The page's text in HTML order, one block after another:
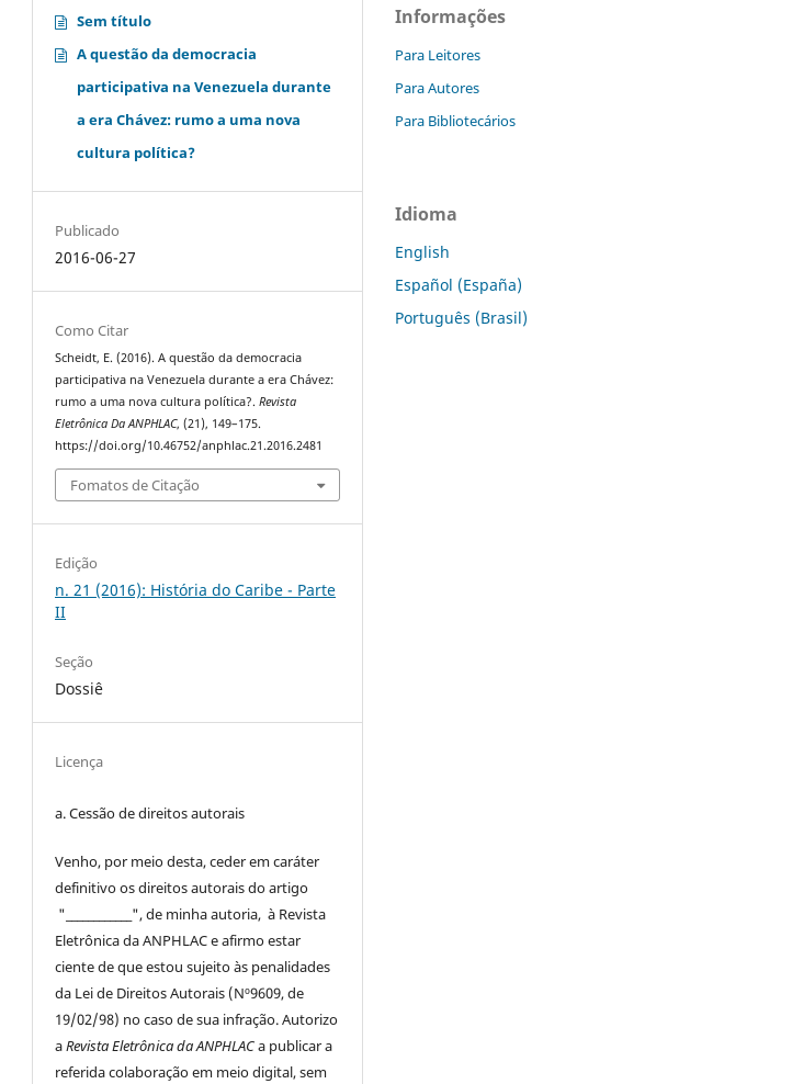
Sem título
A questão da democracia
participativa na Venezuela durante
a era Chávez: rumo a uma nova
cultura política?
Publicado
2016-06-27
Como Citar
Scheidt, E. (2016). A questão da democracia
participativa na Venezuela durante a era Chávez:
rumo a uma nova cultura política?.Revista
Eletrônica Da ANPHLAC, (21), 149–175.
https://doi.org/10.46752/anphlac.21.2016.2481
Fomatos de Citação
Edição
n. 21 (2016): História do Caribe - Parte
II
Seção
Dossiê
Licença
a. Cessão dedireitosautorais
Venho, por meio desta, ceder em caráter
definitivo osdireitosautoraisdo artigo
"____________", de minha autoria, à Revista
Eletrônica da ANPHLACe afirmo estar
ciente de que estou sujeito às penalidades
da Lei de DireitosAutorais (Nº9609, de
19/02/98) no caso de sua infração. Autorizo
aRevista Eletrônica da ANPHLACa publicar a
referida colaboração em meio digital, sem
Informações
Para Leitores
Para Autores
Para Bibliotecários
Idioma
English
Español (España)
Português (Brasil)